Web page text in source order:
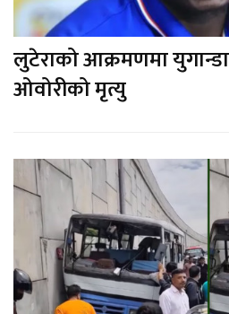
लुटेराको आक्रमणमा
ओवोरीको मृत्यु